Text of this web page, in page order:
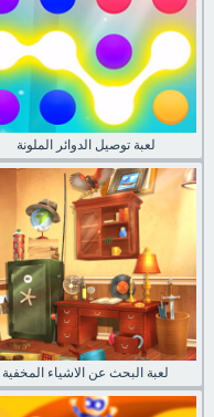
لعبة توصيل الدوائر الملونة
لعبة البحث عن الاشياء المخفية